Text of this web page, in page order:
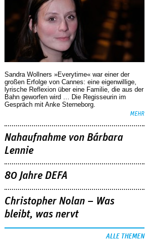
Sandra Wollners »Everytime« war einer der
großen Erfolge von Cannes: eine eigenwillige,
lyrische Reflexion über eine ­Familie, die aus der
Bahn geworfen wird … Die Regisseurin im
Gespräch mit Anke Sterneborg.
MEHR
Nahaufnahme von Bárbara
Lennie
80 Jahre DEFA
Christopher Nolan – Was
bleibt, was nervt
ALLE THEMEN